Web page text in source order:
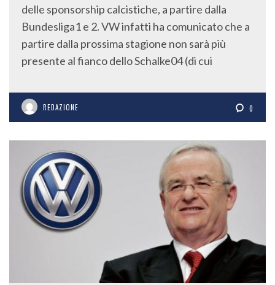
delle sponsorship calcistiche, a partire dalla
Bundesliga1 e 2. VW infatti ha comunicato che a
partire dalla prossima stagione non sarà più
presente al fianco dello Schalke04 (di cui
REDAZIONE 0